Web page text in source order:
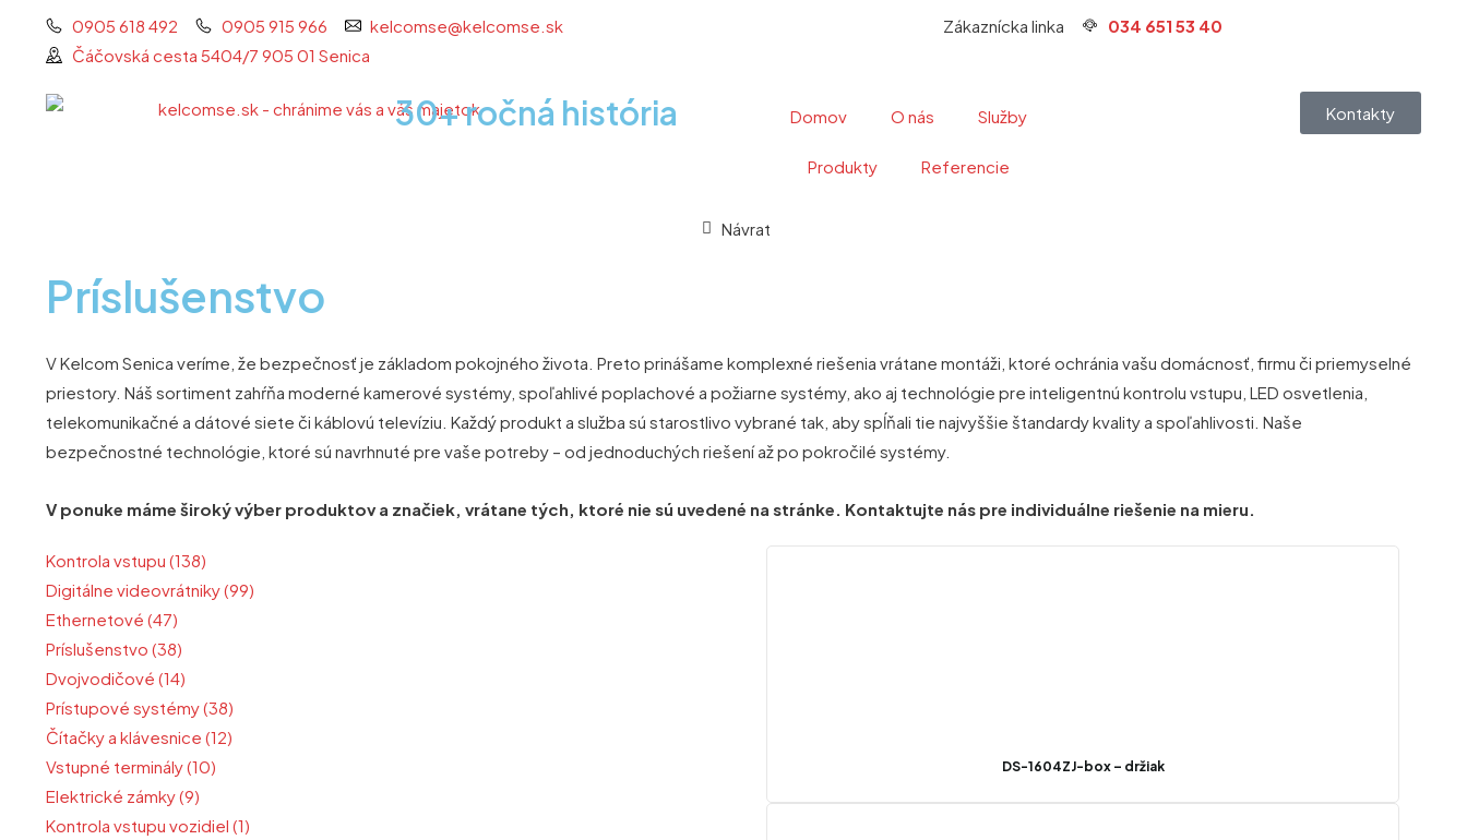
Preskočiť
0905 618 492 0905 915 966
kelcomse@kelcomse.sk
Čáčovská cesta 5404/7 905 01 Senica
Zákaznícka linka 034 651 53 40
30+ ročná história Domov O nás Služby
Produkty Referencie
Kontakty
Návrat
Príslušenstvo
V Kelcom Senica veríme, že bezpečnosť je základom pokojného života. Preto prinášame komplexné riešenia vrátane montáži, ktoré ochránia vašu domácnosť, firmu či priemyselné
priestory. Náš sortiment zahŕňa moderné kamerové systémy, spoľahlivé poplachové a požiarne systémy, ako aj technológie pre inteligentnú kontrolu vstupu, LED osvetlenia,
telekomunikačné a dátové siete či káblovú televíziu. Každý produkt a služba sú starostlivo vybrané tak, aby spĺňali tie najvyššie štandardy kvality a spoľahlivosti. Naše
bezpečnostné technológie, ktoré sú navrhnuté pre vaše potreby – od jednoduchých riešení až po pokročilé systémy.
V ponuke máme široký výber produktov a značiek, vrátane tých, ktoré nie sú uvedené na stránke. Kontaktujte nás pre individuálne riešenie na mieru.
Kontrola vstupu (138)
Digitálne videovrátniky (99)
Ethernetové (47)
Príslušenstvo (38)
Dvojvodičové (14)
Prístupové systémy (38)
Čítačky a klávesnice (12)
Vstupné terminály (10)
Elektrické zámky (9)
Kontrola vstupu vozidiel (1)
DS-1604ZJ-box – držiak